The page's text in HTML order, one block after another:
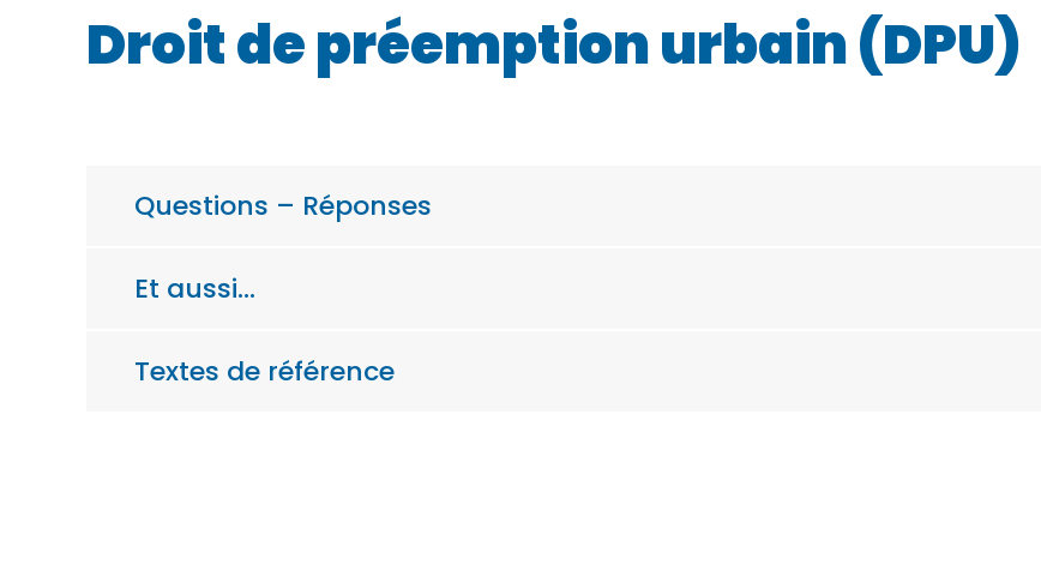
Droit de préemption urbain (DPU)
Questions – Réponses
Et aussi…
Textes de référence